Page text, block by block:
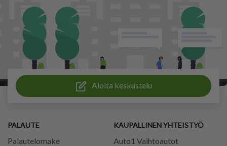
Aloita keskustelu
PALAUTE
Palautelomake
KAUPALLINEN YHTEISTYÖ
Auto1 Vaihtoautot